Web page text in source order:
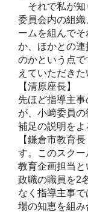
それで私が知
委員会内の組
ームを組んで
か、ほかとの
のかという点
えていただき
【清原座長】
先ほど指導主
が、小﨑委員の
補足の説明をよ
【鎌倉市教育
す。このスクー
教育企画担当
政職の職員を2
なく指導主事
場の知恵を組